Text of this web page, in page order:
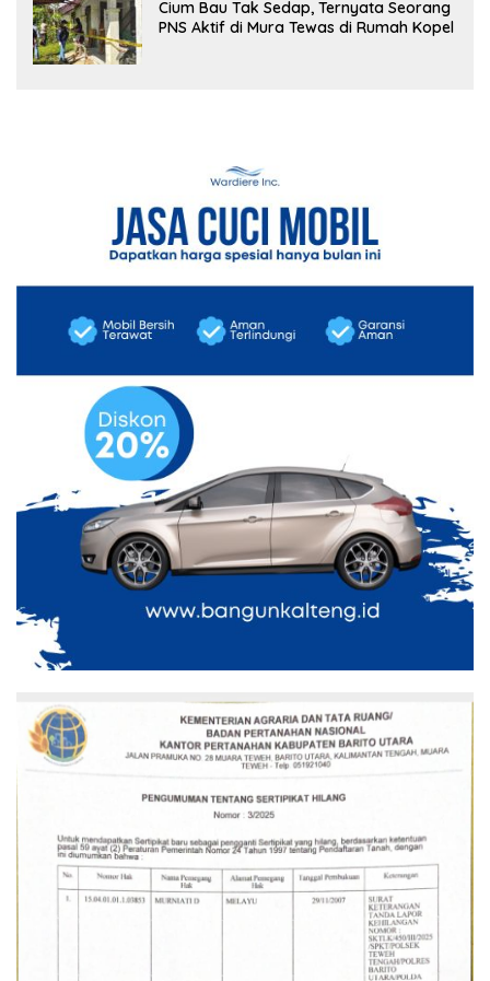
Cium Bau Tak Sedap, Ternyata Seorang
PNS Aktif di Mura Tewas di Rumah Kopel